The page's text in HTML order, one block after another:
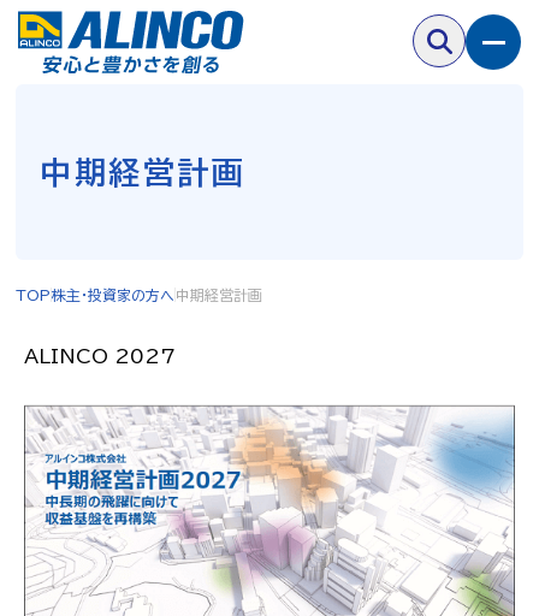
中期経営計画
TOP株主・投資家の方へ 中期経営計画
ALINCO 2027